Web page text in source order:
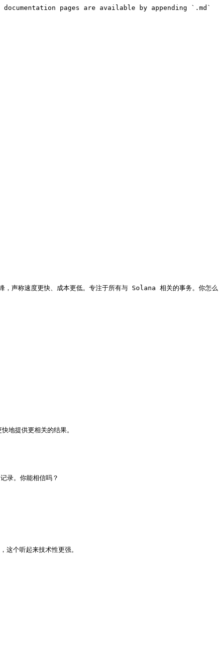
pages are available by appending `.md`
，声称速度更快、成本更低。专注于所有与 Solana 相关的事务。你怎么
提供更相关的结果。
录。你能相信吗？
个听起来技术性更强。